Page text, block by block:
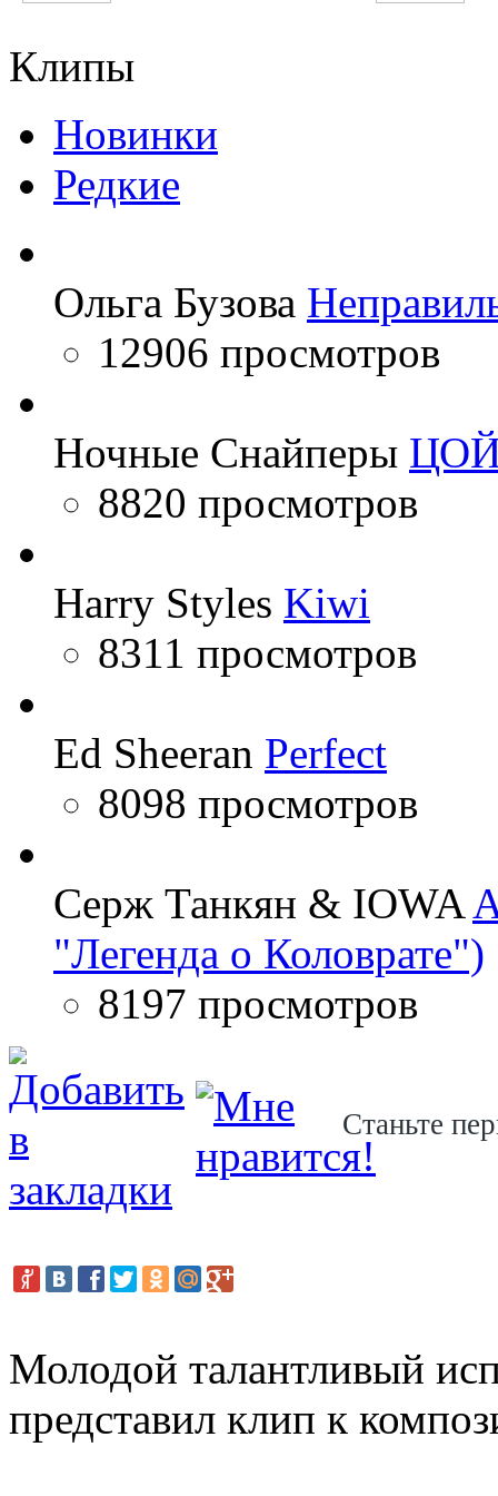
Клипы
Новинки
Редкие
Ольга Бузова
12906 просмотров
Ночные Снайперы
8820 просмотров
Harry Styles Kiwi
8311 просмотров
Ed Sheeran Perfect
8098 просмотров
Серж Танкян & IOWA
"Легенда о Коловрате")
8197 просмотров
Станьте
Молодой талантливый
представил клип к